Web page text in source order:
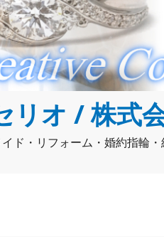
リオ / 株式
ド・リフォーム・婚約指輪